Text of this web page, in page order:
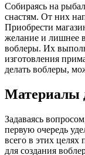
Собираясь на
снастям. От них
Приобрести
желание и лишнее
воблеры. Их
изготовления
делать воблеры,
Материалы
Задаваясь
первую очередь
всего в этих
для создания